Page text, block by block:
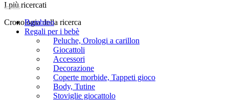
I più ricercati
Cronologia della ricerca
Bambino
Regali per i bebè
Peluche, Orologi a carillon
Giocattoli
Accessori
Decorazione
Coperte morbide, Tappeti gioco
Body, Tutine
Stoviglie giocattolo